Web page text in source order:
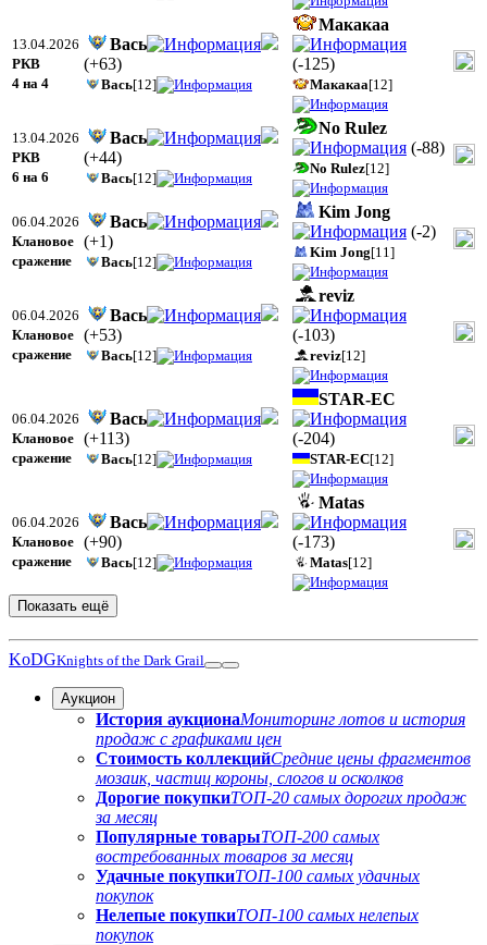
13.04.2026
РКВ
4 на 4
Вась
(+63)
Вась[12]
Макакаа
(-125)
Макакаа[12]
13.04.2026
РКВ
6 на 6
Вась
(+44)
Вась[12]
No Rulez
(-88)
No Rulez[12]
06.04.2026
Клановое
сражение
Вась
(+1)
Вась[12]
Kim Jong
(-2)
Kim Jong[11]
06.04.2026
Клановое
сражение
Вась
(+53)
Вась[12]
reviz
(-103)
reviz[12]
06.04.2026
Клановое
сражение
Вась
(+113)
Вась[12]
STAR-EC
(-204)
STAR-EC[12]
06.04.2026
Клановое
сражение
Вась
(+90)
Вась[12]
Matas
(-173)
Matas[12]
Показать ещё
KoDGKnights of the Dark Grail
Аукцион
История аукционаМониторинг лотов и история
продаж с графиками цен
Стоимость коллекцийСредние цены фрагментов
мозаик, частиц короны, слогов и осколков
Дорогие покупкиТОП-20 самых дорогих продаж
за месяц
Популярные товарыТОП-200 самых
востребованных товаров за месяц
Удачные покупкиТОП-100 самых удачных
покупок
Нелепые покупкиТОП-100 самых нелепых
покупок